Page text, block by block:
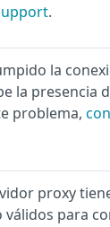
.
la
la presencia
problema,
proxy
para